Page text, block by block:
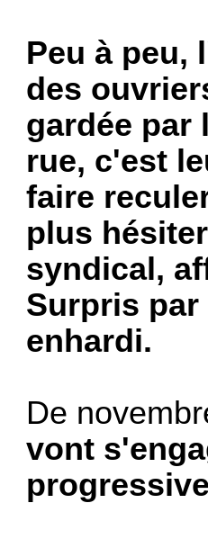
Peu à peu,
des
gardée par
rue, c'est
faire
plus
syndical,
Surpris par
enhardi.
De
vont